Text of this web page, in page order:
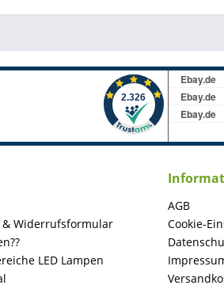
Widerrufsformular
LED Lampen
AGB
Cookie-